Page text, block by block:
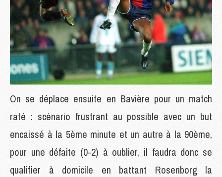
On se déplace ensuite en Bavière pour un match
raté : scénario frustrant au possible avec un but
encaissé à la 5ème minute et un autre à la 90ème,
pour une défaite (0-2) à oublier, il faudra donc se
qualifier à domicile en battant Rosenborg la